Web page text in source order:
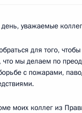
уважаемые
для того, чтобы
что мы делаем по
с пожарами,
моих коллег из